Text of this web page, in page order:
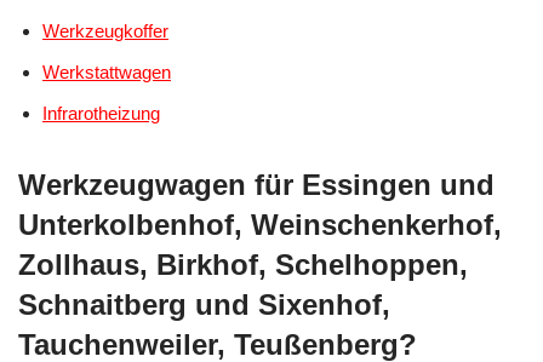
Werkzeugkoffer
Werkstattwagen
Infrarotheizung
Werkzeugwagen für Essingen und
Unterkolbenhof, Weinschenkerhof,
Zollhaus, Birkhof, Schelhoppen,
Schnaitberg und Sixenhof,
Tauchenweiler, Teußenberg?